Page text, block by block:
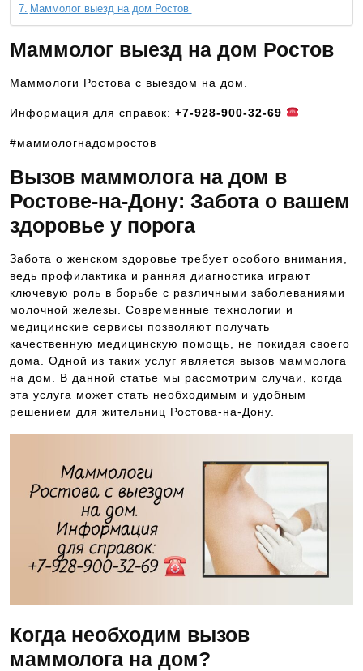
Маммолог выезд на дом Ростов
Маммолог выезд на дом Ростов
Маммологи Ростова с выездом на дом.
Информация для справок: +7-928-900-32-69
#маммологнадомростов
Вызов маммолога на дом в
Ростове-на-Дону: Забота о вашем
здоровье у порога
Забота о женском здоровье требует особого внимания,
ведь профилактика и ранняя диагностика играют
ключевую роль в борьбе с различными заболеваниями
молочной железы. Современные технологии и
медицинские сервисы позволяют получать
качественную медицинскую помощь, не покидая своего
дома. Одной из таких услуг является вызов маммолога
на дом. В данной статье мы рассмотрим случаи, когда
эта услуга может стать необходимым и удобным
решением для жительниц Ростова-на-Дону.
Когда необходим вызов
маммолога на дом?